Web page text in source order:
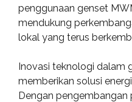
penggunaan genset
mendukung
lokal yang terus
Inovasi teknologi dalam
memberikan solusi
Dengan pengembangan